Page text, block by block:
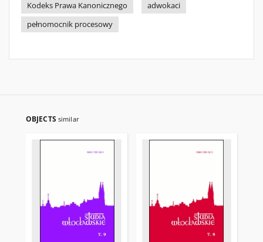
Kodeks Prawa Kanonicznego
adwokaci
pełnomocnik procesowy
OBJECTS similar